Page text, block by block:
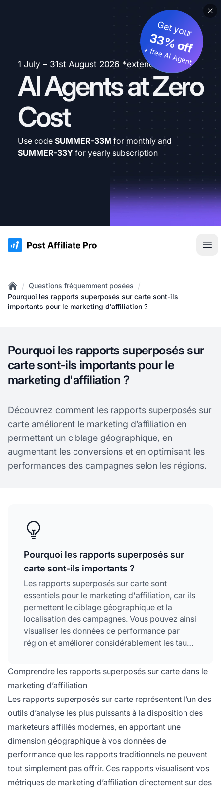
1 July – 31st August 2026 *extended
AI Agents at Zero
Cost
Get your
33% off
+ free AI Agent
Use code SUMMER-33M for monthly and
SUMMER-33Y for yearly subscription
:site.title
Home
/ Questions fréquemment posées /
Pourquoi les rapports superposés sur carte sont-ils
importants pour le marketing d'affiliation ?
Pourquoi les rapports superposés sur
carte sont-ils importants pour le
marketing d'affiliation ?
Découvrez comment les rapports superposés sur
carte améliorent le marketing d’affiliation en
permettant un ciblage géographique, en
augmentant les conversions et en optimisant les
performances des campagnes selon les régions.
Pourquoi les rapports superposés sur
carte sont-ils importants ?
Les rapports superposés sur carte sont
essentiels pour le marketing d'affiliation, car ils
permettent le ciblage géographique et la
localisation des campagnes. Vous pouvez ainsi
visualiser les données de performance par
région et améliorer considérablement les taux
pertinentes dans des zones spécifiques.
Comprendre les rapports superposés sur carte dans le
marketing d’affiliation
Les rapports superposés sur carte représentent l’un des
outils d’analyse les plus puissants à la disposition des
marketeurs affiliés modernes, en apportant une
dimension géographique à vos données de
performance que les rapports traditionnels ne peuvent
tout simplement pas offrir. Ces rapports visualisent vos
métriques de marketing d’affiliation directement sur des